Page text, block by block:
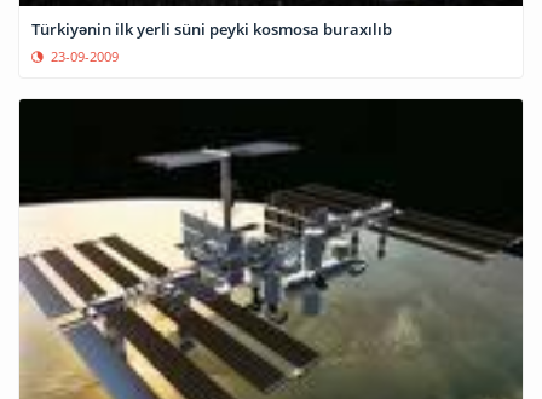
Türkiyənin ilk yerli süni peyki kosmosa buraxılıb
23-09-2009